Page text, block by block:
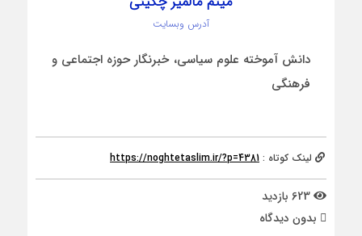
آدرس وبسایت
دانش آموخته علوم سیاسی، خبرنگار حوزه اجتماعی و
فرهنگی
لینک کوتاه : https://noghtetaslim.ir/?p=4381
بدون دیدگاه